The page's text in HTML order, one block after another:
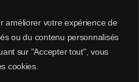
améliorer votre expérience de
ou du contenu personnalisés
sur "Accepter tout", vous
cookies.
juillet